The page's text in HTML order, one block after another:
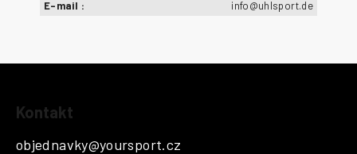
E-mail : info@uhlsport.de
Kontakt
objednavky@yoursport.cz